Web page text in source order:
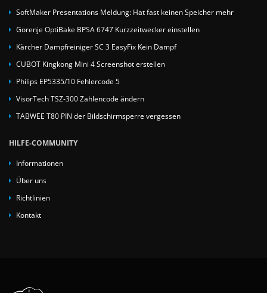
SoftMaker Presentations Meldung: Hat fast keinen Speicher mehr
Gorenje OptiBake BPSA 6747 Kurzzeitwecker einstellen
Kärcher Dampfreiniger SC 3 EasyFix Kein Dampf
CUBOT Kingkong Mini 4 Screenshot erstellen
Philips EP5335/10 Fehlercode 5
VisorTech TSZ-300 Zahlencode ändern
TABWEE T80 PIN der Bildschirmsperre vergessen
HILFE-COMMUNITY
Informationen
Über uns
Richtlinien
Kontakt